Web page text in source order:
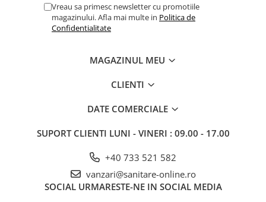
Vreau sa primesc newsletter cu promotiile
magazinului. Afla mai multe in Politica de
Confidentialitate
MAGAZINUL MEU
CLIENTI
DATE COMERCIALE
SUPORT CLIENTI LUNI - VINERI : 09.00 - 17.00
+40 733 521 582
vanzari@sanitare-online.ro
SOCIAL URMARESTE-NE IN SOCIAL MEDIA